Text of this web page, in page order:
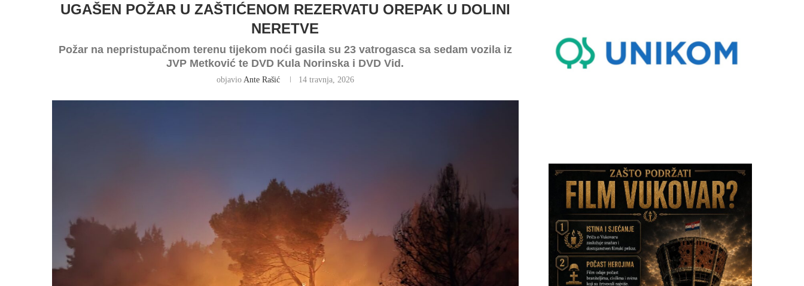
UGAŠEN POŽAR U ZAŠTIĆENOM REZERVATU OREPAK U DOLINI
NERETVE
Požar na nepristupačnom terenu tijekom noći gasila su 23 vatrogasca sa sedam vozila iz
JVP Metković te DVD Kula Norinska i DVD Vid.
objavio Ante Rašić 14 travnja, 2026